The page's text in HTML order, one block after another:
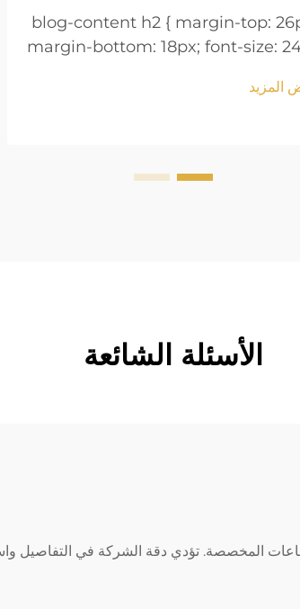
.blog-content h2 { margin-top:
margin-bottom: 18px; font-size:
height: normal; } .blog-content
المزيد
الأسئلة الشائعة
المخصصة. تؤدي دقة الشركة في التفاصيل